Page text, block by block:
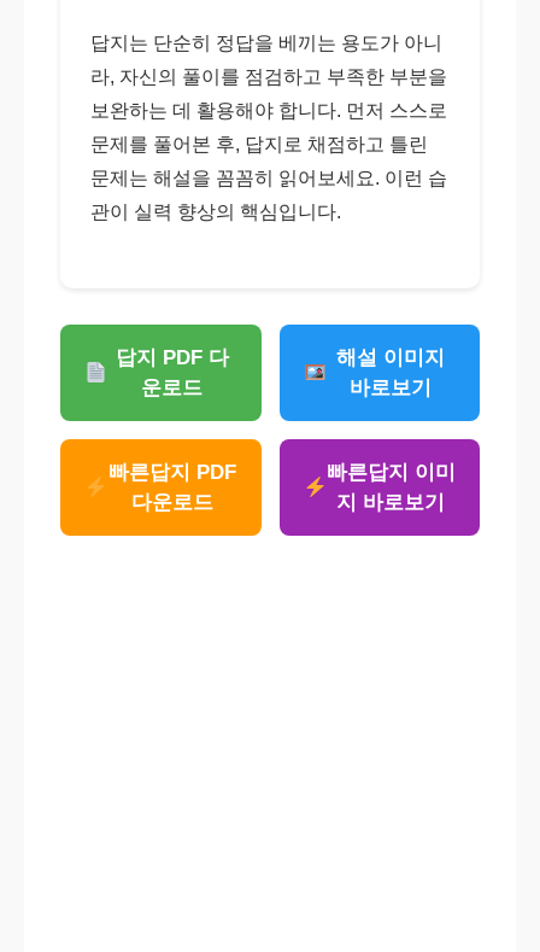
답지는 단순히 정답을 베끼는 용도가 아니
라, 자신의 풀이를 점검하고 부족한 부분을
보완하는 데 활용해야 합니다. 먼저 스스로
문제를 풀어본 후, 답지로 채점하고 틀린
문제는 해설을 꼼꼼히 읽어보세요. 이런 습
관이 실력 향상의 핵심입니다.
답지 PDF 다
운로드
해설 이미지
바로보기
빠른답지 PDF
다운로드
빠른답지 이미
지 바로보기